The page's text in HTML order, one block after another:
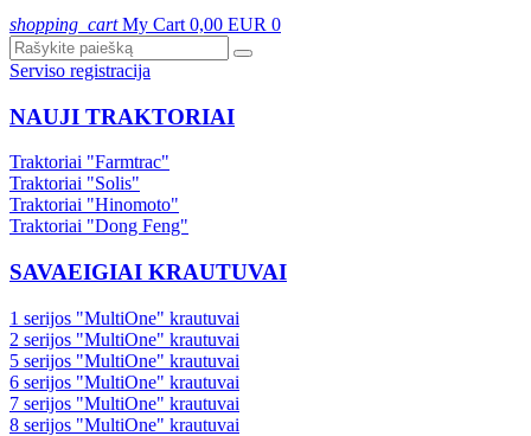
shopping_cart My Cart 0,00 EUR 0
Serviso registracija
NAUJI TRAKTORIAI
Traktoriai "Farmtrac"
Traktoriai "Solis"
Traktoriai "Hinomoto"
Traktoriai "Dong Feng"
SAVAEIGIAI KRAUTUVAI
1 serijos "MultiOne" krautuvai
2 serijos "MultiOne" krautuvai
5 serijos "MultiOne" krautuvai
6 serijos "MultiOne" krautuvai
7 serijos "MultiOne" krautuvai
8 serijos "MultiOne" krautuvai